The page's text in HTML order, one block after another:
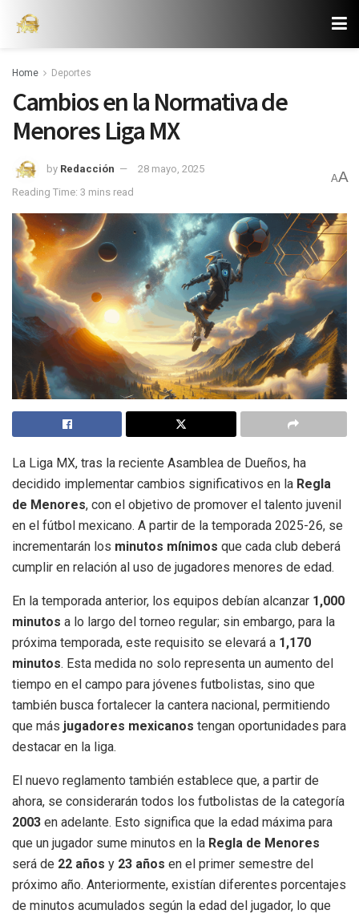
Home Deportes
Cambios en la Normativa de
Menores Liga MX
by Redacción
28 mayo, 2025
Reading Time: 3 mins read
AA
La Liga MX, tras la reciente Asamblea de Dueños, ha
decidido implementar cambios significativos en la Regla
de Menores, con el objetivo de promover el talento juvenil
en el fútbol mexicano. A partir de la temporada 2025-26, se
incrementarán los minutos mínimos que cada club deberá
cumplir en relación al uso de jugadores menores de edad.
En la temporada anterior, los equipos debían alcanzar 1,000
minutos a lo largo del torneo regular; sin embargo, para la
próxima temporada, este requisito se elevará a 1,170
minutos. Esta medida no solo representa un aumento del
tiempo en el campo para jóvenes futbolistas, sino que
también busca fortalecer la cantera nacional, permitiendo
que más jugadores mexicanos tengan oportunidades para
destacar en la liga.
El nuevo reglamento también establece que, a partir de
ahora, se considerarán todos los futbolistas de la categoría
2003 en adelante. Esto significa que la edad máxima para
que un jugador sume minutos en la Regla de Menores
será de 22 años y 23 años en el primer semestre del
próximo año. Anteriormente, existían diferentes porcentajes
de minutos acumulados según la edad del jugador, lo que